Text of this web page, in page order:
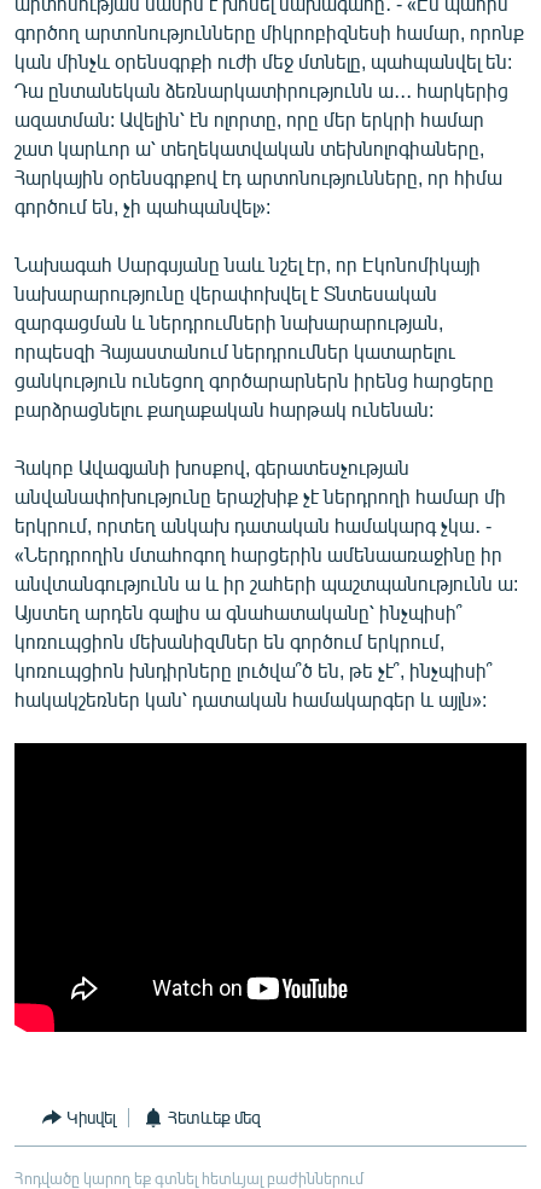
գործող արտոնությունները միկրոբիզնեսի համար, որոնք
կան մինչև օրենսգրքի ուժի մեջ մտնելը, պահպանվել են:
Դա ընտանեկան ձեռնարկատիրությունն ա․․․ հարկերից
ազատման: Ավելին՝ էն ոլորտը, որը մեր երկրի համար
շատ կարևոր ա՝ տեղեկատվական տեխնոլոգիաները,
Հարկային օրենսգրքով էդ արտոնությունները, որ հիմա
գործում են, չի պահպանվել»:
Նախագահ Սարգսյանը նաև նշել էր, որ Էկոնոմիկայի
նախարարությունը վերափոխվել է Տնտեսական
զարգացման և ներդրումների նախարարության,
որպեսզի Հայաստանում ներդրումներ կատարելու
ցանկություն ունեցող գործարարներն իրենց հարցերը
բարձրացնելու քաղաքական հարթակ ունենան:
Հակոբ Ավագյանի խոսքով, գերատեսչության
անվանափոխությունը երաշխիք չէ ներդրողի համար մի
երկրում, որտեղ անկախ դատական համակարգ չկա․ -
«Ներդրողին մտահոգող հարցերին ամենաառաջինը իր
անվտանգությունն ա և իր շահերի պաշտպանությունն ա:
Այստեղ արդեն գալիս ա գնահատականը՝ ինչպիսի՞
կոռուպցիոն մեխանիզմներ են գործում երկրում,
կոռուպցիոն խնդիրները լուծվա՞ծ են, թե չէ՞, ինչպիսի՞
հակակշեռներ կան՝ դատական համակարգեր և այլն»:
Կիսվել Հետևեք մեզ
Հոդվածը կարող եք գտնել հետևյալ բաժիններում